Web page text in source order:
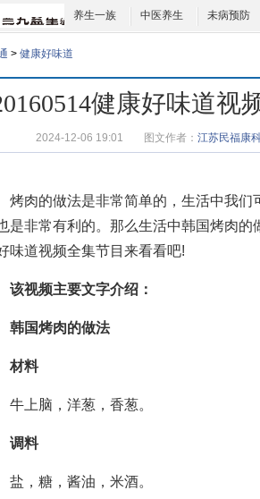
养生一族 中医养生 未病预防
> 健康好味道
健康好味道视
2024-12-06 19:01 图文作者： 江苏民福康
烤肉的做法是非常简单的，生活中我们
是非常有利的。那么生活中韩国烤肉的
味道视频全集节目来看看吧!
该视频主要文字介绍：
国烤肉的做法
料
上脑，洋葱，香葱。
料
，糖，酱油，米酒。